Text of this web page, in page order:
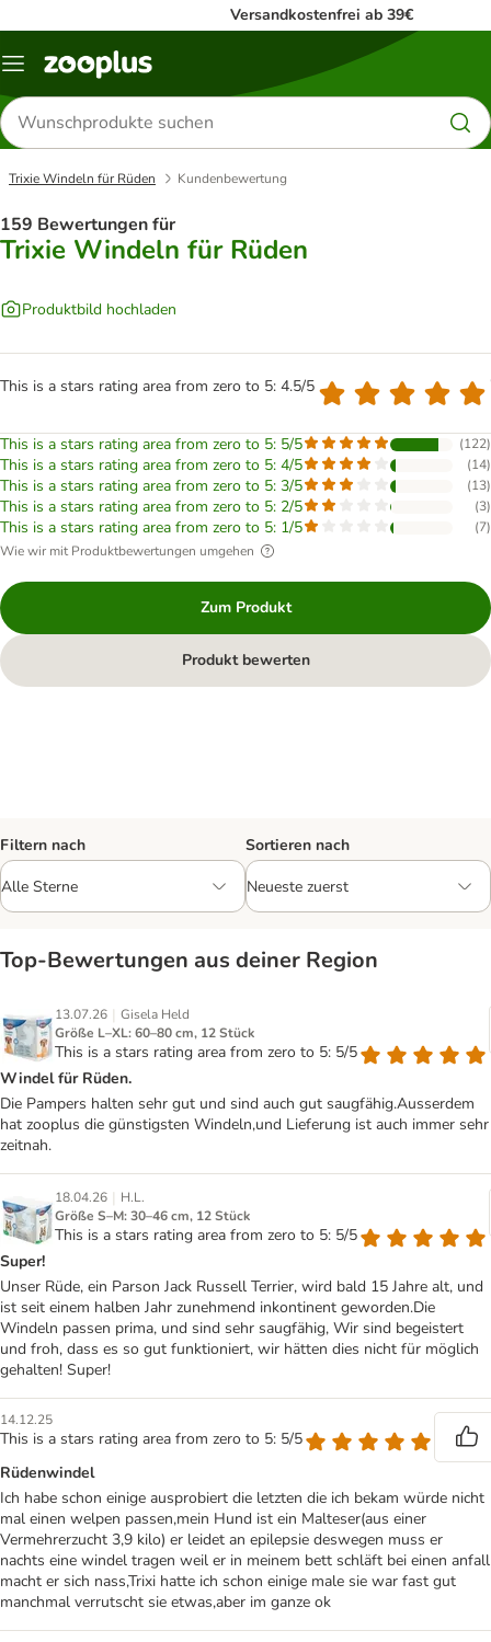
Versandkostenfrei ab 39€
Menü
Produkte
suchen
Trixie Windeln für Rüden Kundenbewertung
159 Bewertungen für
Trixie Windeln für Rüden
Produktbild hochladen
This is a stars rating area from zero to 5: 4.5/5
This is a stars rating area from zero to 5: 5/5 (122)
This is a stars rating area from zero to 5: 4/5 (14)
This is a stars rating area from zero to 5: 3/5 (13)
This is a stars rating area from zero to 5: 2/5 (3)
This is a stars rating area from zero to 5: 1/5 (7)
Wie wir mit Produktbewertungen umgehen
Zum Produkt
Produkt bewerten
Filtern nach Sortieren nach
Top‑Bewertungen aus deiner Region
13.07.26 | Gisela Held
Größe L–XL: 60–80 cm, 12 Stück
This is a stars rating area from zero to 5: 5/5
Windel für Rüden.
Die Pampers halten sehr gut und sind auch gut saugfähig.Ausserdem
hat zooplus die günstigsten Windeln,und Lieferung ist auch immer sehr
zeitnah.
18.04.26 | H.L.
Größe S–M: 30–46 cm, 12 Stück
This is a stars rating area from zero to 5: 5/5
Super!
Unser Rüde, ein Parson Jack Russell Terrier, wird bald 15 Jahre alt, und
ist seit einem halben Jahr zunehmend inkontinent geworden.Die
Windeln passen prima, und sind sehr saugfähig, Wir sind begeistert
und froh, dass es so gut funktioniert, wir hätten dies nicht für möglich
gehalten! Super!
14.12.25
This is a stars rating area from zero to 5: 5/5
Rüdenwindel
Ich habe schon einige ausprobiert die letzten die ich bekam würde nicht
mal einen welpen passen,mein Hund ist ein Malteser(aus einer
Vermehrerzucht 3,9 kilo) er leidet an epilepsie deswegen muss er
nachts eine windel tragen weil er in meinem bett schläft bei einen anfall
macht er sich nass,Trixi hatte ich schon einige male sie war fast gut
manchmal verrutscht sie etwas,aber im ganze ok